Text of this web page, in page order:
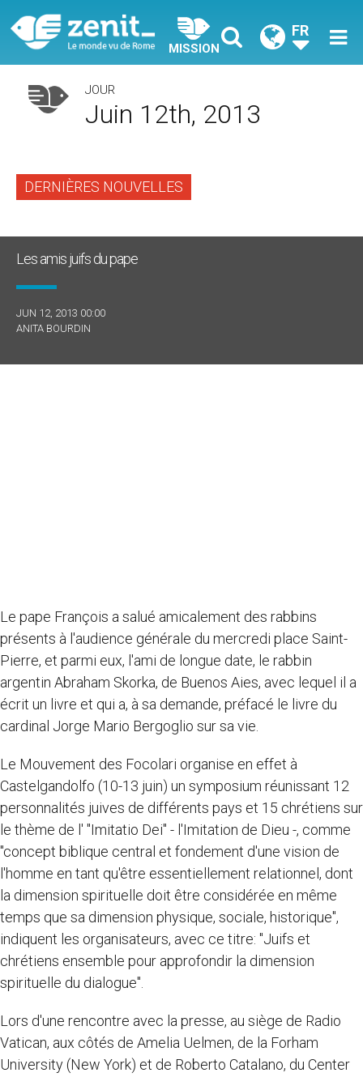
MISSION
FR
JOUR
Juin 12th, 2013
DERNIÈRES NOUVELLES
Les amis juifs du pape
JUN 12, 2013 00:00
ANITA BOURDIN
Le pape François a salué amicalement des rabbins
présents à l'audience générale du mercredi place Saint-
Pierre, et parmi eux, l'ami de longue date, le rabbin
argentin Abraham Skorka, de Buenos Aies, avec lequel il a
écrit un livre et qui a, à sa demande, préfacé le livre du
cardinal Jorge Mario Bergoglio sur sa vie.
Le Mouvement des Focolari organise en effet à
Castelgandolfo (10-13 juin) un symposium réunissant 12
personnalités juives de différents pays et 15 chrétiens sur
le thème de l' "Imitatio Dei" - l'Imitation de Dieu -, comme
"concept biblique central et fondement d'une vision de
l'homme en tant qu'être essentiellement relationnel, dont
la dimension spirituelle doit être considérée en même
temps que sa dimension physique, sociale, historique",
indiquent les organisateurs, avec ce titre: "Juifs et
chrétiens ensemble pour approfondir la dimension
spirituelle du dialogue".
Lors d'une rencontre avec la presse, au siège de Radio
Vatican, aux côtés de Amelia Uelmen, de la Forham
University (New York) et de Roberto Catalano, du Center